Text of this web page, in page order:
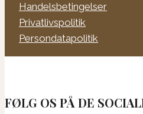
Handelsbetingelser
Privatlivspolitik
Persondatapolitik
FØLG OS PÅ DE